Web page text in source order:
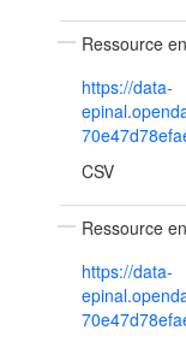
Ressource
https://data-
CSV
Ressource
https://data-